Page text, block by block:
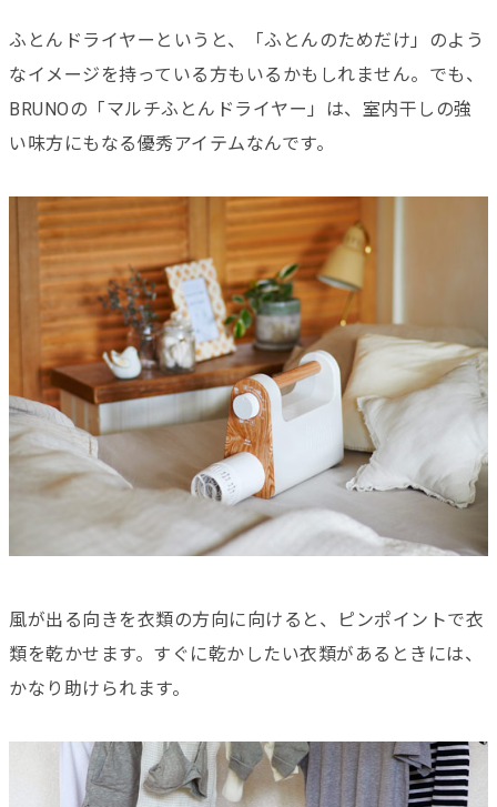
ふとんドライヤーというと、「ふとんのためだけ」のよう
なイメージを持っている方もいるかもしれません。でも、
BRUNOの「マルチふとんドライヤー」は、室内干しの強
い味方にもなる優秀アイテムなんです。
風が出る向きを衣類の方向に向けると、ピンポイントで衣
類を乾かせます。すぐに乾かしたい衣類があるときには、
かなり助けられます。